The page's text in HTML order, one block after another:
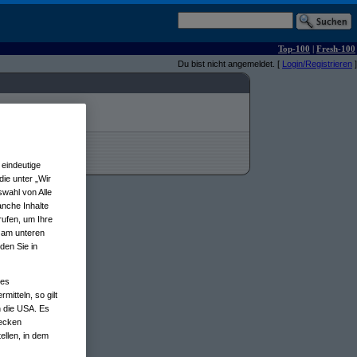
Top-100 | Fresh-100
Du bist nicht angemeldet. [ Login/Registrieren ]
unter „Wir
von Alle
Inhalte
um Ihre
unteren
Sie in
so gilt
die USA. Es
in dem